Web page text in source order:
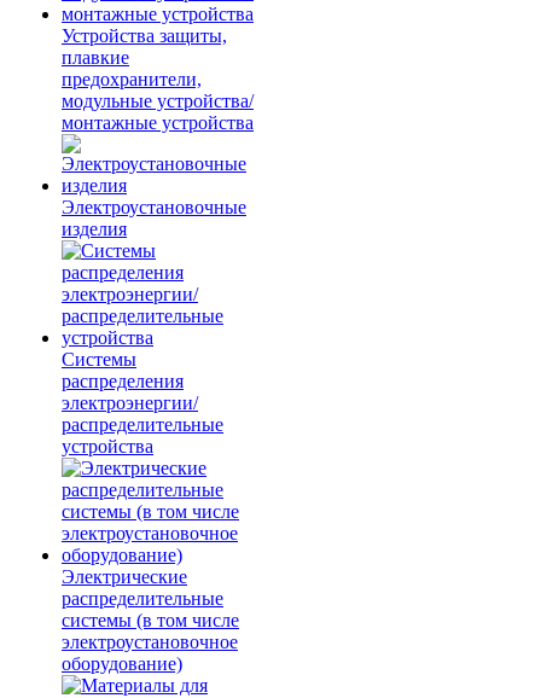
Устройства защиты,
плавкие
предохранители,
модульные устройства/
монтажные устройства
Электроустановочные
изделия
Системы
распределения
электроэнергии/
распределительные
устройства
Электрические
распределительные
системы (в том числе
электроустановочное
оборудование)